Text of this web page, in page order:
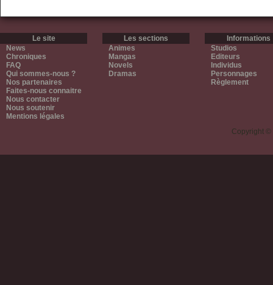
Le site
News
Chroniques
FAQ
Qui sommes-nous ?
Nos partenaires
Faites-nous connaitre
Nous contacter
Nous soutenir
Mentions légales
Les sections
Animes
Mangas
Novels
Dramas
Informations
Studios
Editeurs
Individus
Personnages
Règlement
Copyright ©